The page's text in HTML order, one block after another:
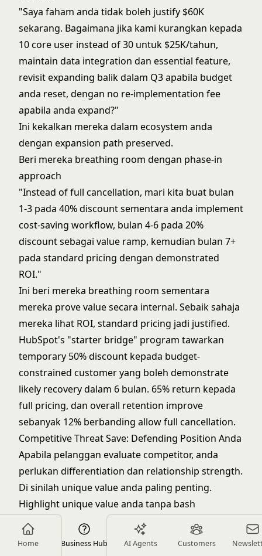
Home Business Hub AI Agents Customers
"Saya faham anda tidak boleh justify $60K
sekarang. Bagaimana jika kami kurangkan kepada
10 core user instead of 30 untuk $25K/tahun,
maintain data integration dan essential feature,
revisit expanding balik dalam Q3 apabila budget
anda reset, dengan no re-implementation fee
apabila anda expand?"
Ini kekalkan mereka dalam ecosystem anda
dengan expansion path preserved.
Beri mereka breathing room dengan phase-in
approach
"Instead of full cancellation, mari kita buat bulan
1-3 pada 40% discount sementara anda implement
cost-saving workflow, bulan 4-6 pada 20%
discount sebagai value ramp, kemudian bulan 7+
pada standard pricing dengan demonstrated
ROI."
Ini beri mereka breathing room sementara
mereka prove value secara internal. Sebaik sahaja
mereka lihat ROI, standard pricing jadi justified.
HubSpot's "starter bridge" program tawarkan
temporary 50% discount kepada budget-
constrained customer yang boleh demonstrate
likely recovery dalam 6 bulan. 65% return kepada
full pricing, dan overall retention improve
sebanyak 12% berbanding allow full cancellation.
Competitive Threat Save: Defending Position Anda
Apabila pelanggan evaluate competitor, anda
perlukan differentiation dan relationship strength.
Di sinilah unique value anda paling penting.
Highlight unique value anda tanpa bash
competitor
Jangan bash competitor. Emphasize apa yang anda